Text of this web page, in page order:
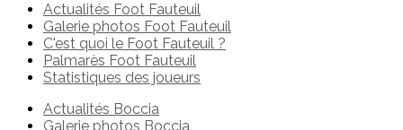
Actualités Foot Fauteuil
Galerie photos Foot Fauteuil
C'est quoi le Foot Fauteuil ?
Palmarès Foot Fauteuil
Statistiques des joueurs
Actualités Boccia
Galerie photos Boccia